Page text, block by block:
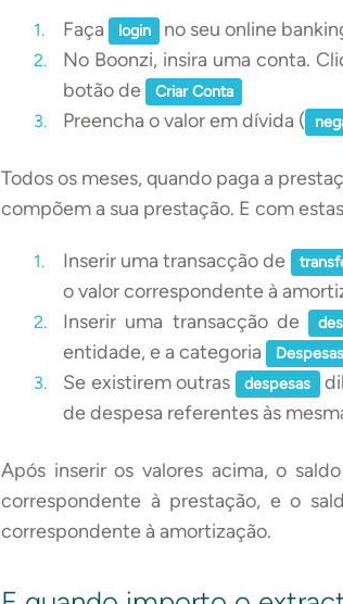
Faça login
no seu online
No Boonzi, insira uma conta.
botão de
Criar Conta
Preencha o valor em dívida (
Todos os meses, quando paga a
compõem a sua prestação. E com
Inserir uma transacção de
o valor correspondente à
Inserir uma transacção de
entidade, e a categoria
Se existirem outras
despesas
de despesa referentes às
Após inserir os valores acima, o
correspondente à prestação, e o
correspondente à amortização.